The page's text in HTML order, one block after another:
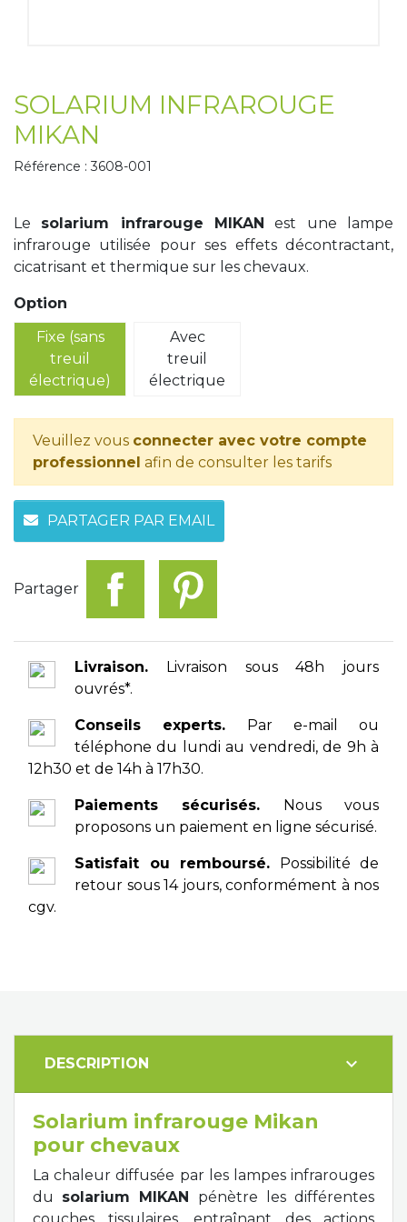
SOLARIUM INFRAROUGE
MIKAN
Référence : 3608-001
Le solarium infrarouge MIKAN est une lampe
infrarouge utilisée pour ses effets décontractant,
cicatrisant et thermique sur les chevaux.
Option
Fixe (sans
treuil
électrique)
Avec
treuil
électrique
Veuillez vous connecter avec votre compte
professionnel afin de consulter les tarifs
PARTAGER PAR EMAIL
Partager
Livraison. Livraison sous 48h jours
ouvrés*.
Conseils experts. Par e-mail ou
téléphone du lundi au vendredi, de 9h à
12h30 et de 14h à 17h30.
Paiements sécurisés. Nous vous
proposons un paiement en ligne sécurisé.
Satisfait ou remboursé. Possibilité de
retour sous 14 jours, conformément à nos
cgv.
DESCRIPTION expand_more
Solarium infrarouge Mikan
pour chevaux
La chaleur diffusée par les lampes infrarouges
du solarium MIKAN pénètre les différentes